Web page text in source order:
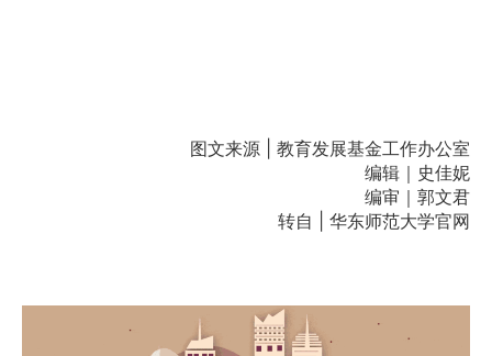
图文来源 | 教育发展基金工作办公室
编辑｜史佳妮
编审｜郭文君
转自 | 华东师范大学官网